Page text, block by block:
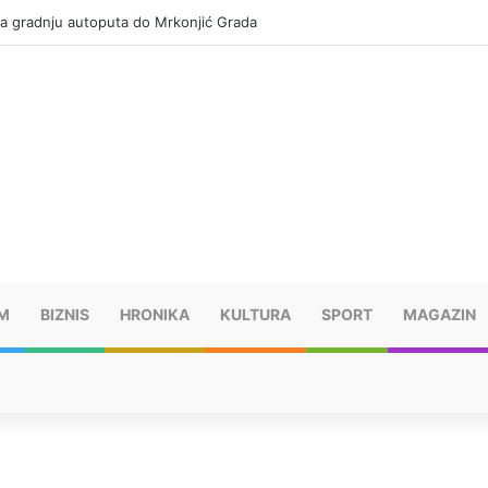
gradnju autoputa do Mrkonjić Grada
BIZNIS HRONIKA KULTURA SPORT MAGAZIN